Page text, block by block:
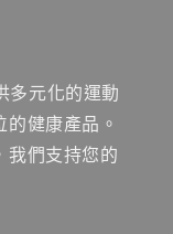
元化的運動
健康產品。
我們支持您的